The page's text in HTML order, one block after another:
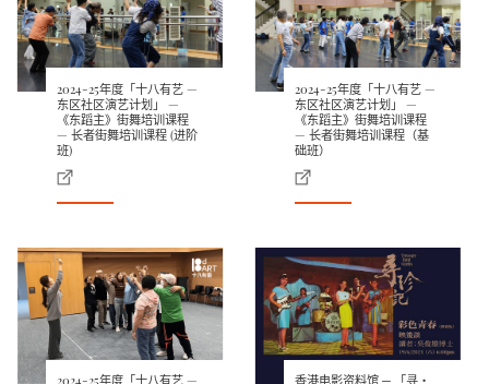
2024-25年度「十八有艺 —
东区社区演艺计划」 —
《东蹈主》街舞培训课程
— 长者街舞培训课程 (进阶
班)
2024-25年度「十八有艺 —
东区社区演艺计划」 —
《东蹈主》街舞培训课程
— 长者街舞培训课程（基
础班）
2024-25年度「十八有艺 —
香港电影资料馆 ─ 「寻‧